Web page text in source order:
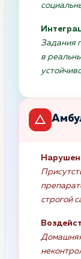
Задания
в
строгой